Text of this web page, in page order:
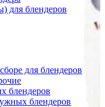
для блендеров
для блендеров
блендеров
блендеров